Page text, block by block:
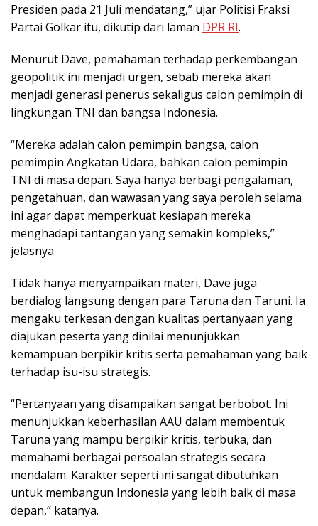
Presiden pada 21 Juli mendatang,” ujar Politisi Fraksi
Partai Golkar itu, dikutip dari laman DPR RI.
Menurut Dave, pemahaman terhadap perkembangan
geopolitik ini menjadi urgen, sebab mereka akan
menjadi generasi penerus sekaligus calon pemimpin di
lingkungan TNI dan bangsa Indonesia.
“Mereka adalah calon pemimpin bangsa, calon
pemimpin Angkatan Udara, bahkan calon pemimpin
TNI di masa depan. Saya hanya berbagi pengalaman,
pengetahuan, dan wawasan yang saya peroleh selama
ini agar dapat memperkuat kesiapan mereka
menghadapi tantangan yang semakin kompleks,”
jelasnya.
Tidak hanya menyampaikan materi, Dave juga
berdialog langsung dengan para Taruna dan Taruni. Ia
mengaku terkesan dengan kualitas pertanyaan yang
diajukan peserta yang dinilai menunjukkan
kemampuan berpikir kritis serta pemahaman yang baik
terhadap isu-isu strategis.
“Pertanyaan yang disampaikan sangat berbobot. Ini
menunjukkan keberhasilan AAU dalam membentuk
Taruna yang mampu berpikir kritis, terbuka, dan
memahami berbagai persoalan strategis secara
mendalam. Karakter seperti ini sangat dibutuhkan
untuk membangun Indonesia yang lebih baik di masa
depan,” katanya.